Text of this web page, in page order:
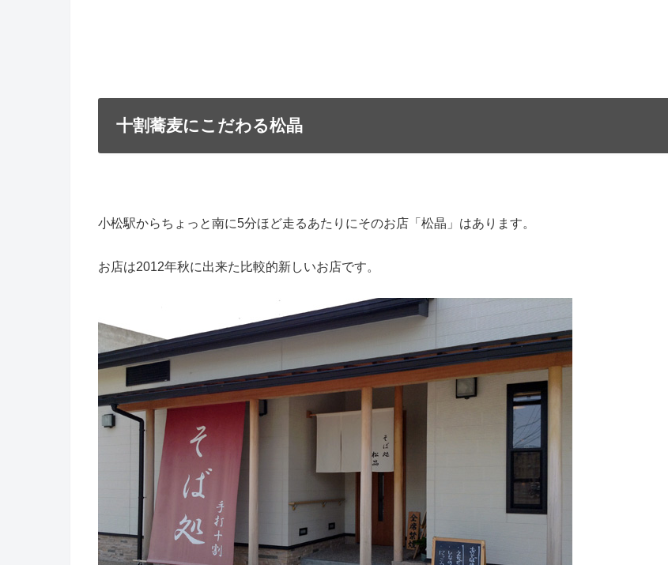
十割蕎麦にこだわる松晶
小松駅からちょっと南に5分ほど走るあたりにそのお店「松晶」はあります。
お店は2012年秋に出来た比較的新しいお店です。